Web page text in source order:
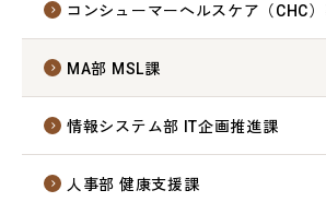
コンシューマーヘルスケア（CHC
MA部 MSL課
情報システム部 IT企画推進課
人事部 健康支援課